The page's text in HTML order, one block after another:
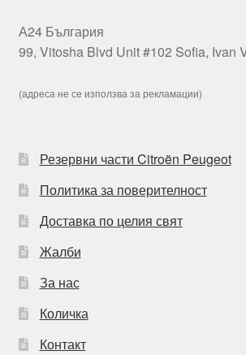
А24 България
99, Vitosha Blvd Unit #102 Sofia, Ivan
(адреса не се използва за рекламации)
Резервни части Citroën Peugeot
Политика за поверителност
Доставка по целия свят
Жалби
За нас
Количка
Контакт